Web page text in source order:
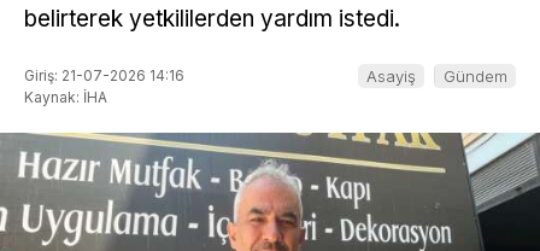
belirterek yetkililerden yardım istedi.
Giriş: 21-07-2026 14:16
Kaynak: İHA
Asayiş Gündem